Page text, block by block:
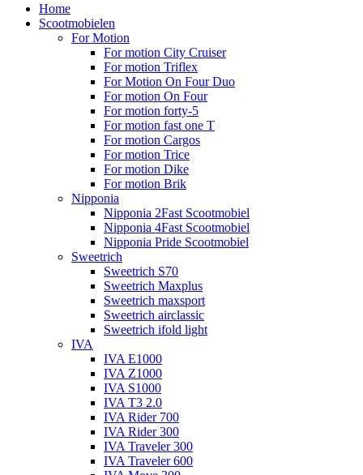
Home
Scootmobielen
For Motion
For motion City Cruiser
For motion Triflex
For Motion On Four Duo
For motion On Four
For motion forty-5
For motion fast one T
For motion Cargos
For motion Trice
For motion Dike
For motion Brik
Nipponia
Nipponia 2Fast Scootmobiel
Nipponia 4Fast Scootmobiel
Nipponia Pride Scootmobiel
Sweetrich
Sweetrich S70
Sweetrich Maxplus
Sweetrich maxsport
Sweetrich airclassic
Sweetrich ifold light
IVA
IVA E1000
IVA Z1000
IVA S1000
IVA T3 2.0
IVA Rider 700
IVA Rider 300
IVA Traveler 300
IVA Traveler 600